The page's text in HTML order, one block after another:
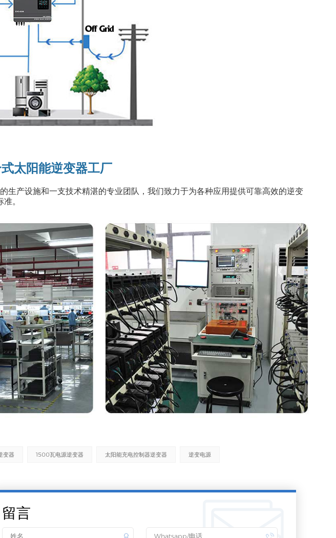
太阳能逆变器工厂
生产设施和一支技术精湛的专业团队，我们致力于为各种应用提供可靠高效的逆变
。
变器 1500瓦电源逆变器 太阳能充电控制器逆变器 逆变电源
留言